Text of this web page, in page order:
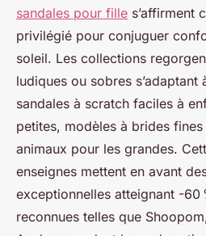
sandales pour fille s’affirment
privilégié pour conjuguer
soleil. Les collections
ludiques ou sobres s’adaptant
sandales à scratch faciles à
petites, modèles à brides
animaux pour les grandes.
enseignes mettent en avant
exceptionnelles atteignant -60
reconnues telles que